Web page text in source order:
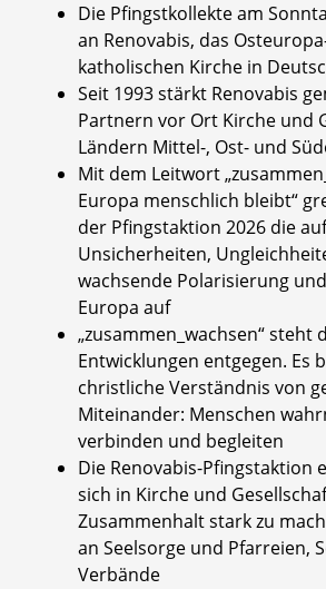
Die Pfingstkollekte am
an Renovabis, das
katholischen Kirche in
Seit 1993 stärkt Renovabis
Partnern vor Ort Kirche und
Ländern Mittel-, Ost- und
Mit dem Leitwort
Europa menschlich bleibt“
der Pfingstaktion 2026 die
Unsicherheiten,
wachsende Polarisierung
Europa auf
„zusammen_wachsen“ steht
Entwicklungen entgegen. Es
christliche Verständnis von
Miteinander: Menschen
verbinden und begleiten
Die Renovabis-Pfingstaktion
sich in Kirche und
Zusammenhalt stark zu
an Seelsorge und Pfarreien,
Verbände